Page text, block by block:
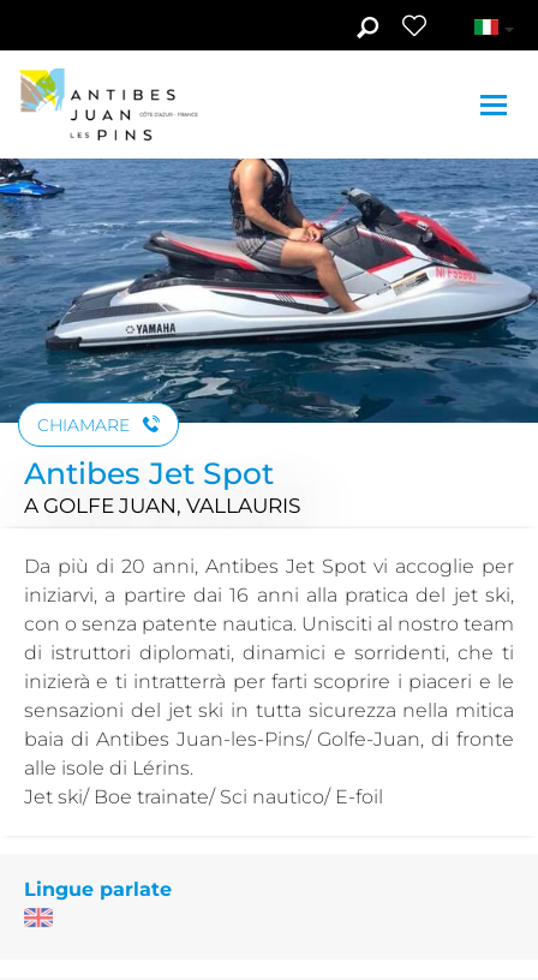
Guarda le foto (3)
CHIAMARE
Antibes Jet Spot
A GOLFE JUAN, VALLAURIS
Da più di 20 anni, Antibes Jet Spot vi accoglie per
iniziarvi, a partire dai 16 anni alla pratica del jet ski,
con o senza patente nautica. Unisciti al nostro team
di istruttori diplomati, dinamici e sorridenti, che ti
inizierà e ti intratterrà per farti scoprire i piaceri e le
sensazioni del jet ski in tutta sicurezza nella mitica
baia di Antibes Juan-les-Pins/ Golfe-Juan, di fronte
alle isole di Lérins.
Jet ski/ Boe trainate/ Sci nautico/ E-foil
Lingue parlate